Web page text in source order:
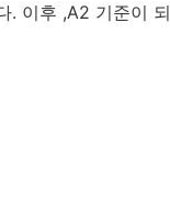
. 이후 ,A2 기준이 되